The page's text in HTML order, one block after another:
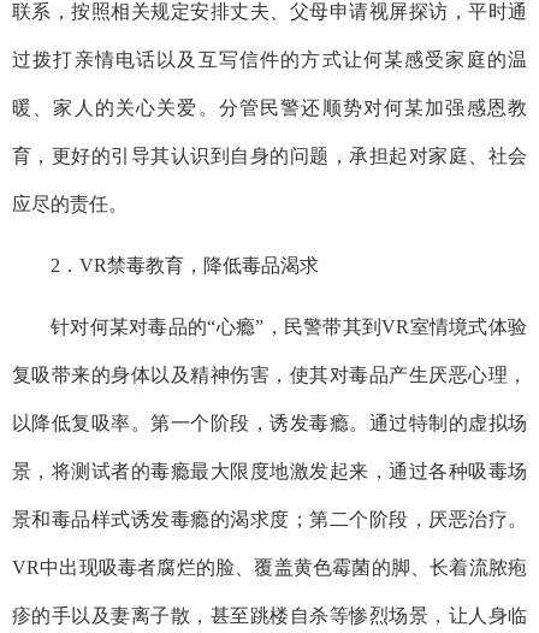
联系，按照相关规定安排丈夫、父母申请视屏探访，平时通
过拨打亲情电话以及互写信件的方式让何某感受家庭的温
暖、家人的关心关爱。分管民警还顺势对何某加强感恩教
育，更好的引导其认识到自身的问题，承担起对家庭、社会
应尽的责任。
2．VR禁毒教育，降低毒品渴求
针对何某对毒品的“心瘾”，民警带其到VR室情境式体验
复吸带来的身体以及精神伤害，使其对毒品产生厌恶心理，
以降低复吸率。第一个阶段，诱发毒瘾。通过特制的虚拟场
景，将测试者的毒瘾最大限度地激发起来，通过各种吸毒场
景和毒品样式诱发毒瘾的渴求度；第二个阶段，厌恶治疗。
VR中出现吸毒者腐烂的脸、覆盖黄色霉菌的脚、长着流脓疱
疹的手以及妻离子散，甚至跳楼自杀等惨烈场景，让人身临